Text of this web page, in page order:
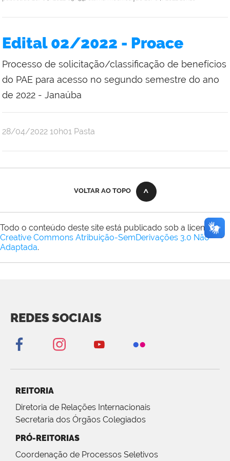
Edital 02/2022 - Proace
Processo de solicitação/classificação de benefícios
do PAE para acesso no segundo semestre do ano
de 2022 - Janaúba
publicado
28/04/2022 10h01 Pasta
VOLTAR AO TOPO
Todo o conteúdo deste site está publicado sob a licença
Creative Commons Atribuição-SemDerivações 3.0 Não
Adaptada.
REDES SOCIAIS
REITORIA
Diretoria de Relações Internacionais
Secretaria dos Órgãos Colegiados
PRÓ-REITORIAS
Coordenação de Processos Seletivos